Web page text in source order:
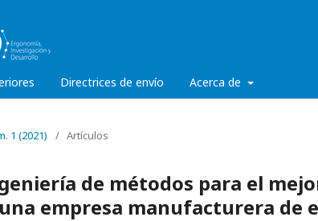
Directrices de envío Acerca de
1 (2021) / Artículos
de métodos para el
empresa manufacturera de